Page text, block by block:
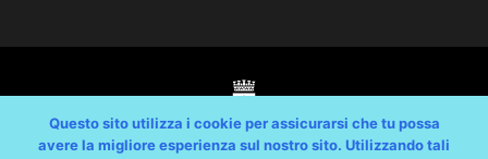
Questo sito utilizza i cookie per assicurarsi che tu possa
avere la migliore esperienza sul nostro sito. Utilizzando tali